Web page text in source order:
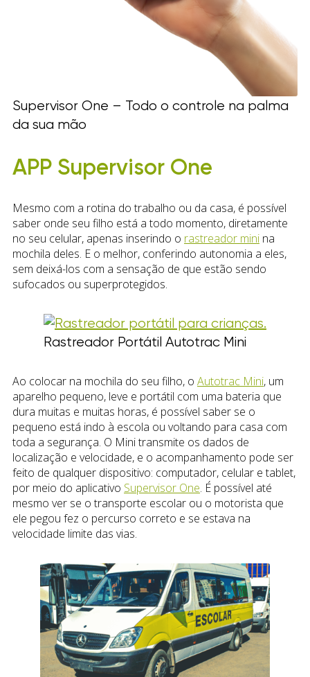
Supervisor One – Todo o controle na palma
da sua mão
APP Supervisor One
Mesmo com a rotina do trabalho ou da casa, é possível
saber onde seu filho está a todo momento, diretamente
no seu celular, apenas inserindo o rastreador mini na
mochila deles. E o melhor, conferindo autonomia a eles,
sem deixá-los com a sensação de que estão sendo
sufocados ou superprotegidos.
Rastreador Portátil Autotrac Mini
Ao colocar na mochila do seu filho, o Autotrac Mini, um
aparelho pequeno, leve e portátil com uma bateria que
dura muitas e muitas horas, é possível saber se o
pequeno está indo à escola ou voltando para casa com
toda a segurança. O Mini transmite os dados de
localização e velocidade, e o acompanhamento pode ser
feito de qualquer dispositivo: computador, celular e tablet,
por meio do aplicativo Supervisor One. É possível até
mesmo ver se o transporte escolar ou o motorista que
ele pegou fez o percurso correto e se estava na
velocidade limite das vias.